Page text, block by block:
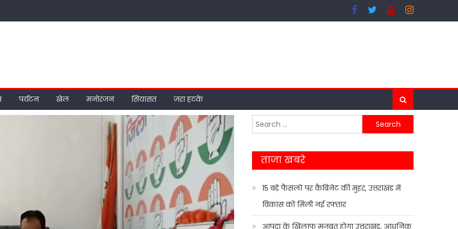
पर्यटन खेल मनोरंजन सियासत ज़रा हटके
Search
for:
ताजा खबरे
15 बड़े फैसलों पर कैबिनेट की मुहर, उत्तराखंड में
विकास को मिली नई रफ्तार
आपदा के खिलाफ मजबूत होगा उत्तराखंड, आधुनिक